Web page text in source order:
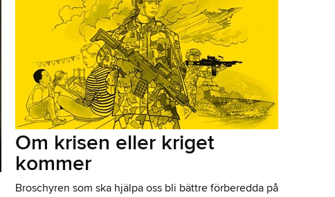
Om krisen eller kriget
kommer
Broschyren som ska hjälpa oss bli bättre förberedda på